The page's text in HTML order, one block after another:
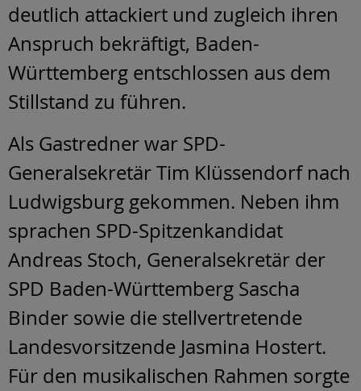
deutlich attackiert und zugleich ihren
Anspruch bekräftigt, Baden-
Württemberg entschlossen aus dem
Stillstand zu führen.
Als Gastredner war SPD-
Generalsekretär Tim Klüssendorf nach
Ludwigsburg gekommen. Neben ihm
sprachen SPD-Spitzenkandidat
Andreas Stoch, Generalsekretär der
SPD Baden-Württemberg Sascha
Binder sowie die stellvertretende
Landesvorsitzende Jasmina Hostert.
Für den musikalischen Rahmen sorgte